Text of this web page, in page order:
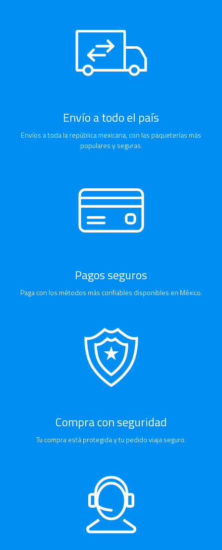
Envío a todo el país
Envíos a toda la república mexicana, con las paqueterías más
populares y seguras.
Pagos seguros
Paga con los métodos más confiables disponibles en México.
Compra con seguridad
Tu compra está protegida y tu pedido viaja seguro.